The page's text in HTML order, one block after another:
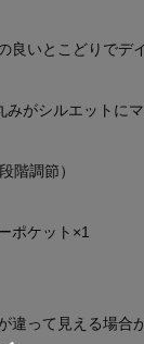
良いとこどりでデ
がシルエットに
階調節）
ポケット×1
って見える場合